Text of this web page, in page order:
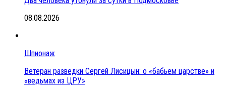
08.08.2026
Шпионаж
Ветеран разведки Сергей Лисицын: о «бабьем царстве» и
«ведьмах из ЦРУ»